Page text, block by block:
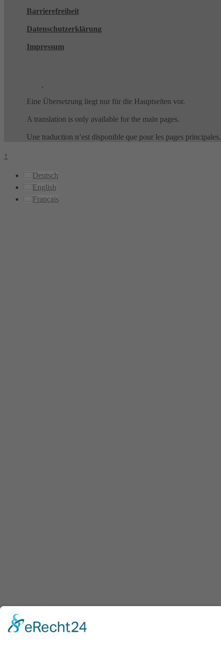
Barrierefreiheit
Datenschutzerklärung
Impressum
Eine Übersetzung liegt nur für die Hauptseiten vor.
A translation is only available for the main pages.
Une traduction n’est disponible que pour les pages principales.
↑
Deutsch
English
Français